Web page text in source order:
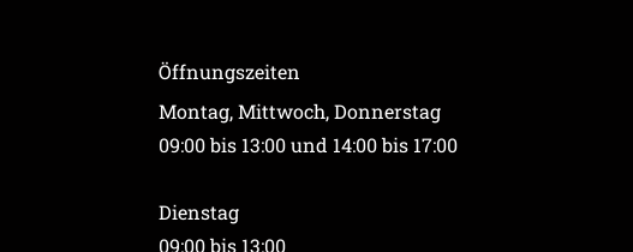
Öffnungszeiten
Montag, Mittwoch, Donnerstag
09:00 bis 13:00 und 14:00 bis 17:00
Dienstag
09:00 bis 13:00